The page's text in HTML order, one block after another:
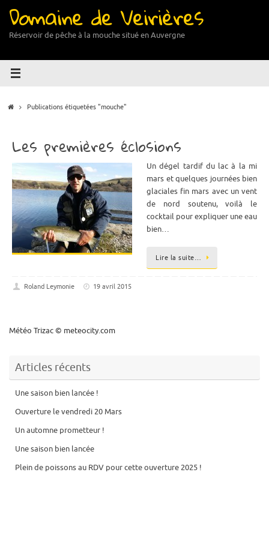
contenu
Domaine de Veirières
Réservoir de pêche à la mouche situé en Auvergne
AccueilPublications étiquetées "mouche"
Les premières éclosions
Un dégel tardif du lac à la mi
mars et quelques journées bien
glaciales fin mars avec un vent
de nord soutenu, voilà le
cocktail pour expliquer une eau
bien…
Lire la suite…
Roland Leymonie 19 avril 2015
Météo Trizac© meteocity.com
Articles récents
Une saison bien lancée !
Ouverture le vendredi 20 Mars
Un automne prometteur !
Une saison bien lancée
Plein de poissons au RDV pour cette ouverture 2025 !